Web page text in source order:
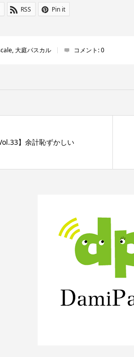
RSS Pin it
,大庭パスカル コメント:0
】余計恥ずかしい